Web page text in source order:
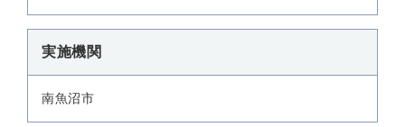
実施機関
南魚沼市